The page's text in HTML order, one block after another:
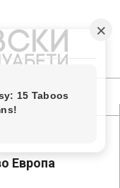
Европа